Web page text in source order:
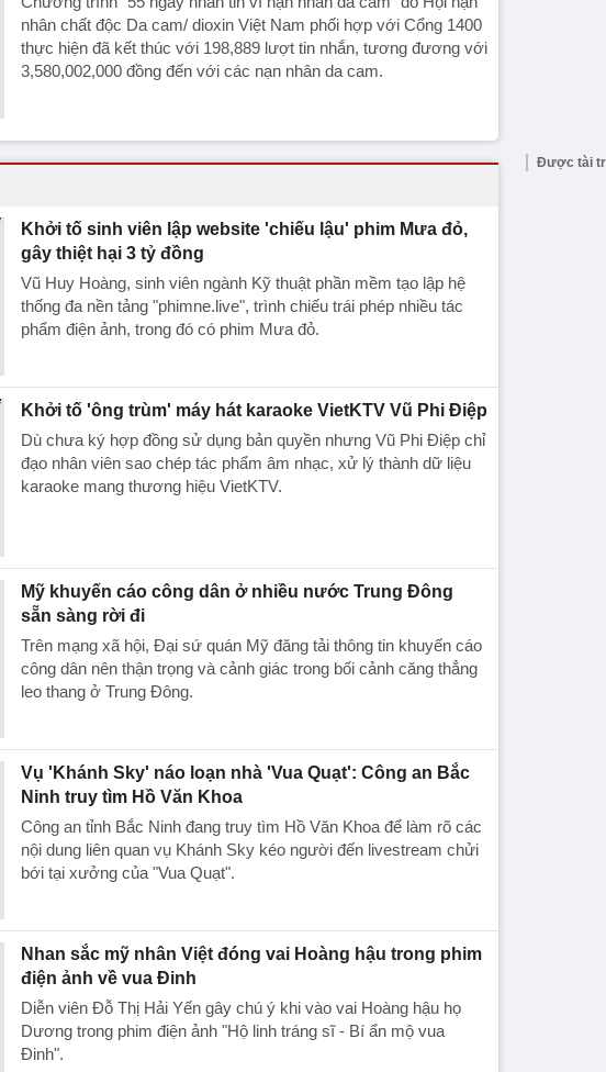
nhân chất độc Da cam/ dioxin Việt Nam phối hợp với Cổng 1400
thực hiện đã kết thúc với 198,889 lượt tin nhắn, tương đương với
3,580,002,000 đồng đến với các nạn nhân da cam.
Khởi tố sinh viên lập website 'chiếu lậu' phim Mưa đỏ,
gây thiệt hại 3 tỷ đồng
Vũ Huy Hoàng, sinh viên ngành Kỹ thuật phần mềm tạo lập hệ
thống đa nền tảng "phimne.live", trình chiếu trái phép nhiều tác
phẩm điện ảnh, trong đó có phim Mưa đỏ.
Khởi tố 'ông trùm' máy hát karaoke VietKTV Vũ Phi Điệp
Dù chưa ký hợp đồng sử dụng bản quyền nhưng Vũ Phi Điệp chỉ
đạo nhân viên sao chép tác phẩm âm nhạc, xử lý thành dữ liệu
karaoke mang thương hiệu VietKTV.
Mỹ khuyến cáo công dân ở nhiều nước Trung Đông
sẵn sàng rời đi
Trên mạng xã hội, Đại sứ quán Mỹ đăng tải thông tin khuyến cáo
công dân nên thận trọng và cảnh giác trong bối cảnh căng thẳng
leo thang ở Trung Đông.
Vụ 'Khánh Sky' náo loạn nhà 'Vua Quạt': Công an Bắc
Ninh truy tìm Hồ Văn Khoa
Công an tỉnh Bắc Ninh đang truy tìm Hồ Văn Khoa để làm rõ các
nội dung liên quan vụ Khánh Sky kéo người đến livestream chửi
bới tại xưởng của "Vua Quạt".
Nhan sắc mỹ nhân Việt đóng vai Hoàng hậu trong phim
điện ảnh về vua Đinh
Diễn viên Đỗ Thị Hải Yến gây chú ý khi vào vai Hoàng hậu họ
Dương trong phim điện ảnh "Hộ linh tráng sĩ - Bí ẩn mộ vua
Đinh".
Được tài